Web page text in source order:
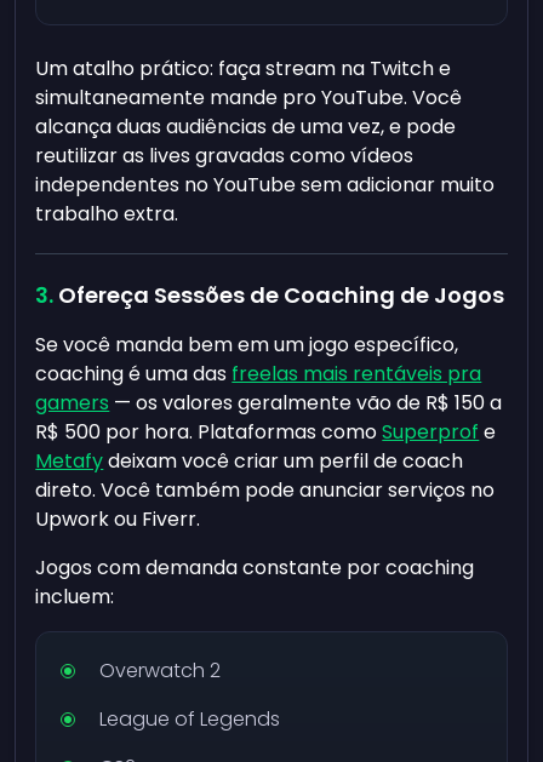
Um atalho prático: faça stream na Twitch e
simultaneamente mande pro YouTube. Você
alcança duas audiências de uma vez, e pode
reutilizar as lives gravadas como vídeos
independentes no YouTube sem adicionar muito
trabalho extra.
Ofereça Sessões de Coaching de Jogos
Se você manda bem em um jogo específico,
coaching é uma das freelas mais rentáveis pra
gamers — os valores geralmente vão de R$ 150 a
R$ 500 por hora. Plataformas comoSuperprof e
Metafydeixam você criar um perfil de coach
direto. Você também pode anunciar serviços no
Upwork ou Fiverr.
Jogos com demanda constante por coaching
incluem:
Overwatch 2
League of Legends